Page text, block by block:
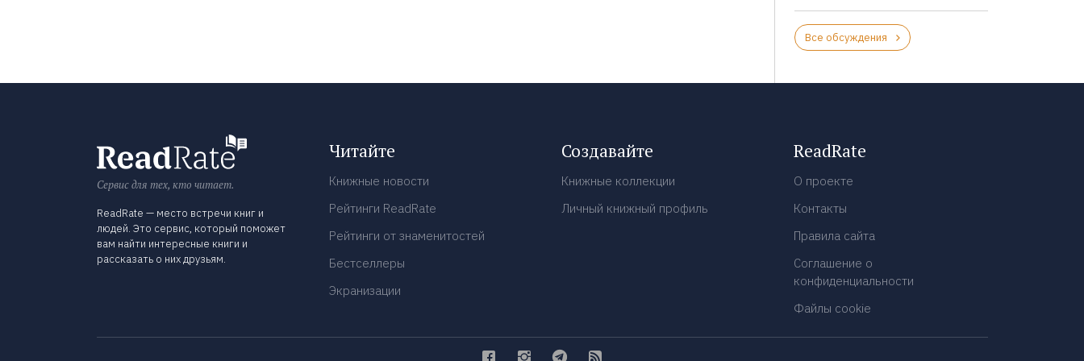
Все обсуждения
Сервис для тех, кто читает.
ReadRate — место встречи книг и
людей. Это сервис, который поможет
вам найти интересные книги и
рассказать о них друзьям.
Читайте
Книжные новости
Рейтинги ReadRate
Рейтинги от знаменитостей
Бестселлеры
Экранизации
Создавайте
Книжные коллекции
Личный книжный профиль
ReadRate
О проекте
Контакты
Правила сайта
Соглашение о
конфиденциальности
Файлы cookie